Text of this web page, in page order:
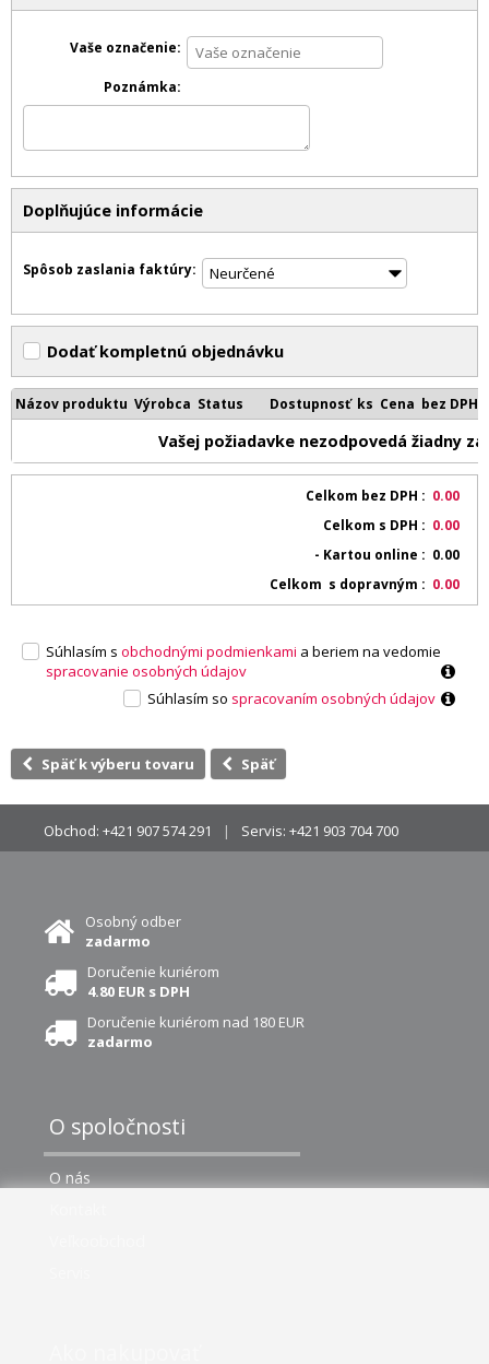
Vaše označenie
Poznámka
Doplňujúce informácie
Spôsob zaslania faktúry
Dodať kompletnú objednávku
Názov produktu Výrobca Status Dostupnosť ks Cena bez DPH
Vašej požiadavke nezodpovedá žiadny
Celkom bez DPH
0.00
Celkom s DPH
0.00
- Kartou online
0.00
Celkom s dopravným
0.00
Súhlasím s obchodnými podmienkami a beriem na vedomie
spracovanie osobných údajov
Súhlasím so spracovaním osobných údajov
Späť k výberu tovaru Späť
Obchod: +421 907 574 291 Servis: +421 903 704 700
Osobný odber
zadarmo
Doručenie kuriérom
4.80 EUR s DPH
Doručenie kuriérom nad 180 EUR
zadarmo
O spoločnosti
O nás